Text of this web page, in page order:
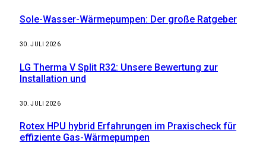
Sole-Wasser-Wärmepumpen: Der große Ratgeber
30. JULI 2026
LG Therma V Split R32: Unsere Bewertung zur
Installation und
30. JULI 2026
Rotex HPU hybrid Erfahrungen im Praxischeck für
effiziente Gas-Wärmepumpen